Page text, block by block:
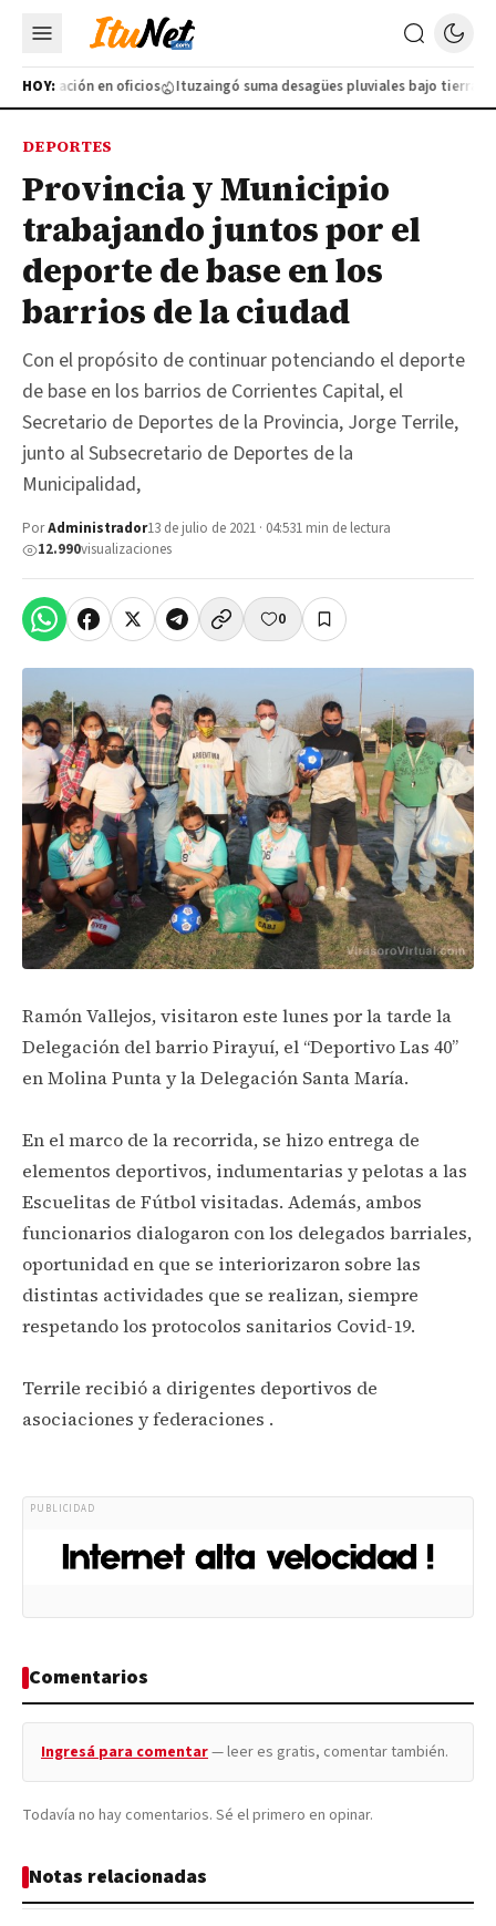
HOY: en oficios Ituzaingó suma desagües pluviales bajo tierra
DEPORTES
Provincia y Municipio
trabajando juntos por el
deporte de base en los
barrios de la ciudad
Con el propósito de continuar potenciando el deporte
de base en los barrios de Corrientes Capital, el
Secretario de Deportes de la Provincia, Jorge Terrile,
junto al Subsecretario de Deportes de la
Municipalidad,
PorAdministrador13 de julio de 2021 · 04:531 min de lectura
12.990visualizaciones
0
Ramón Vallejos, visitaron este lunes por la tarde la
Delegación del barrio Pirayuí, el “Deportivo Las 40”
en Molina Punta y la Delegación Santa María.
En el marco de la recorrida, se hizo entrega de
elementos deportivos, indumentarias y pelotas a las
Escuelitas de Fútbol visitadas. Además, ambos
funcionarios dialogaron con los delegados barriales,
oportunidad en que se interiorizaron sobre las
distintas actividades que se realizan, siempre
respetando los protocolos sanitarios Covid-19.
Terrile recibió a dirigentes deportivos de
asociaciones y federaciones .
PUBLICIDAD
Comentarios
Ingresá para comentar— leer es gratis, comentar también.
Todavía no hay comentarios. Sé el primero en opinar.
Notas relacionadas